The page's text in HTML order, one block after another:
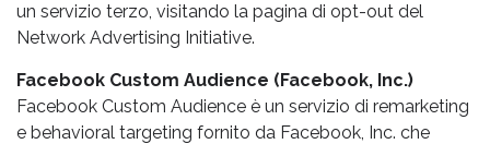
un servizio terzo, visitando la pagina di opt-out del
Network Advertising Initiative.
Facebook Custom Audience (Facebook, Inc.)
Facebook Custom Audience è un servizio di remarketing
e behavioral targeting fornito da Facebook, Inc. che